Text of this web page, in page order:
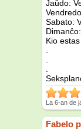
Ĵaŭdo:
Sabato:
Kio
La 6-an de
Fabelo